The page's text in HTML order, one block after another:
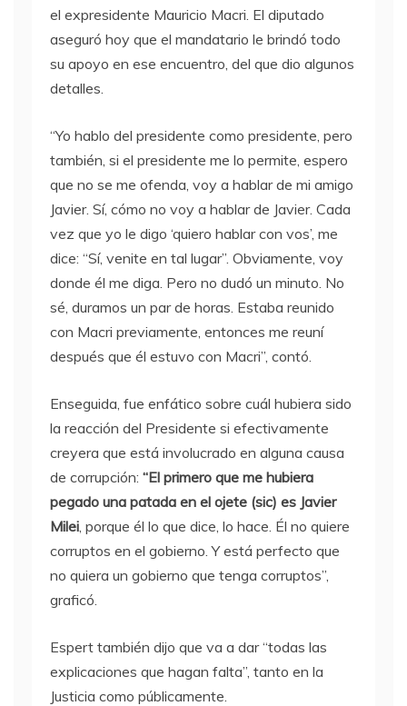
el expresidente Mauricio Macri. El diputado
aseguró hoy que el mandatario le brindó todo
su apoyo en ese encuentro, del que dio algunos
detalles.
“Yo hablo del presidente como presidente, pero
también, si el presidente me lo permite, espero
que no se me ofenda, voy a hablar de mi amigo
Javier. Sí, cómo no voy a hablar de Javier. Cada
vez que yo le digo ‘quiero hablar con vos’, me
dice: “Sí, venite en tal lugar”. Obviamente, voy
donde él me diga. Pero no dudó un minuto. No
sé, duramos un par de horas. Estaba reunido
con Macri previamente, entonces me reuní
después que él estuvo con Macri”, contó.
Enseguida, fue enfático sobre cuál hubiera sido
la reacción del Presidente si efectivamente
creyera que está involucrado en alguna causa
de corrupción: “El primero que me hubiera
pegado una patada en el ojete (sic) es Javier
Milei, porque él lo que dice, lo hace. Él no quiere
corruptos en el gobierno. Y está perfecto que
no quiera un gobierno que tenga corruptos”,
graficó.
Espert también dijo que va a dar “todas las
explicaciones que hagan falta”, tanto en la
Justicia como públicamente.